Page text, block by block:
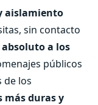
aislamiento
sin contacto
absoluto a los
públicos
de los
más duras y